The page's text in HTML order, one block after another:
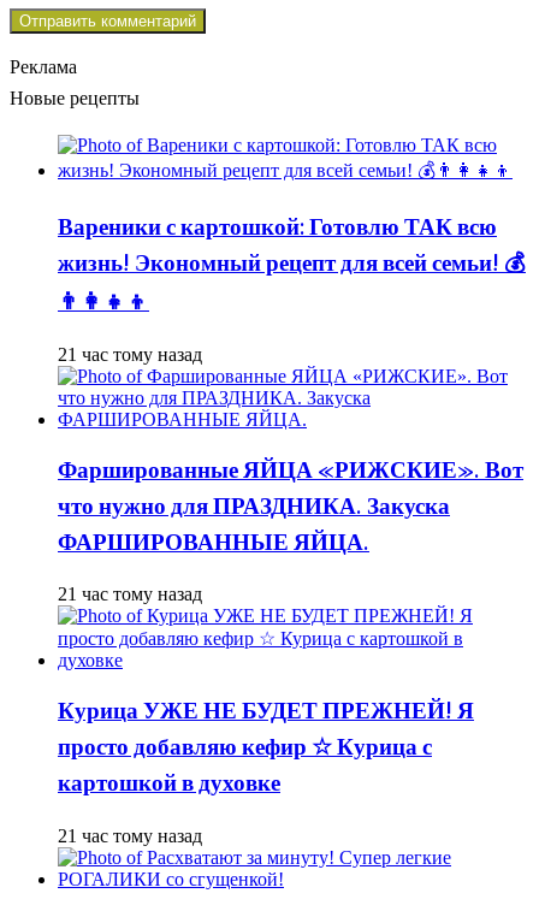
Реклама
Новые рецепты
Вареники с картошкой: Готовлю ТАК всю
жизнь! Экономный рецепт для всей семьи! 💰
👨👩👧👦
21 час тому назад
Фаршированные ЯЙЦА «РИЖСКИЕ». Вот
что нужно для ПРАЗДНИКА. Закуска
ФАРШИРОВАННЫЕ ЯЙЦА.
21 час тому назад
Курица УЖЕ НЕ БУДЕТ ПРЕЖНЕЙ! Я
просто добавляю кефир ☆ Курица с
картошкой в духовке
21 час тому назад